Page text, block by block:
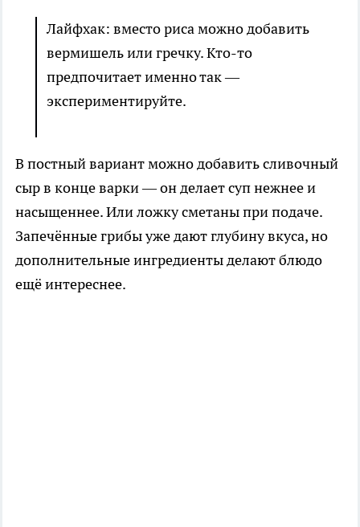
Лайфхак: вместо риса можно добавить
вермишель или гречку. Кто-то
предпочитает именно так —
экспериментируйте.
В постный вариант можно добавить сливочный
сыр в конце варки — он делает суп нежнее и
насыщеннее. Или ложку сметаны при подаче.
Запечённые грибы уже дают глубину вкуса, но
дополнительные ингредиенты делают блюдо
ещё интереснее.